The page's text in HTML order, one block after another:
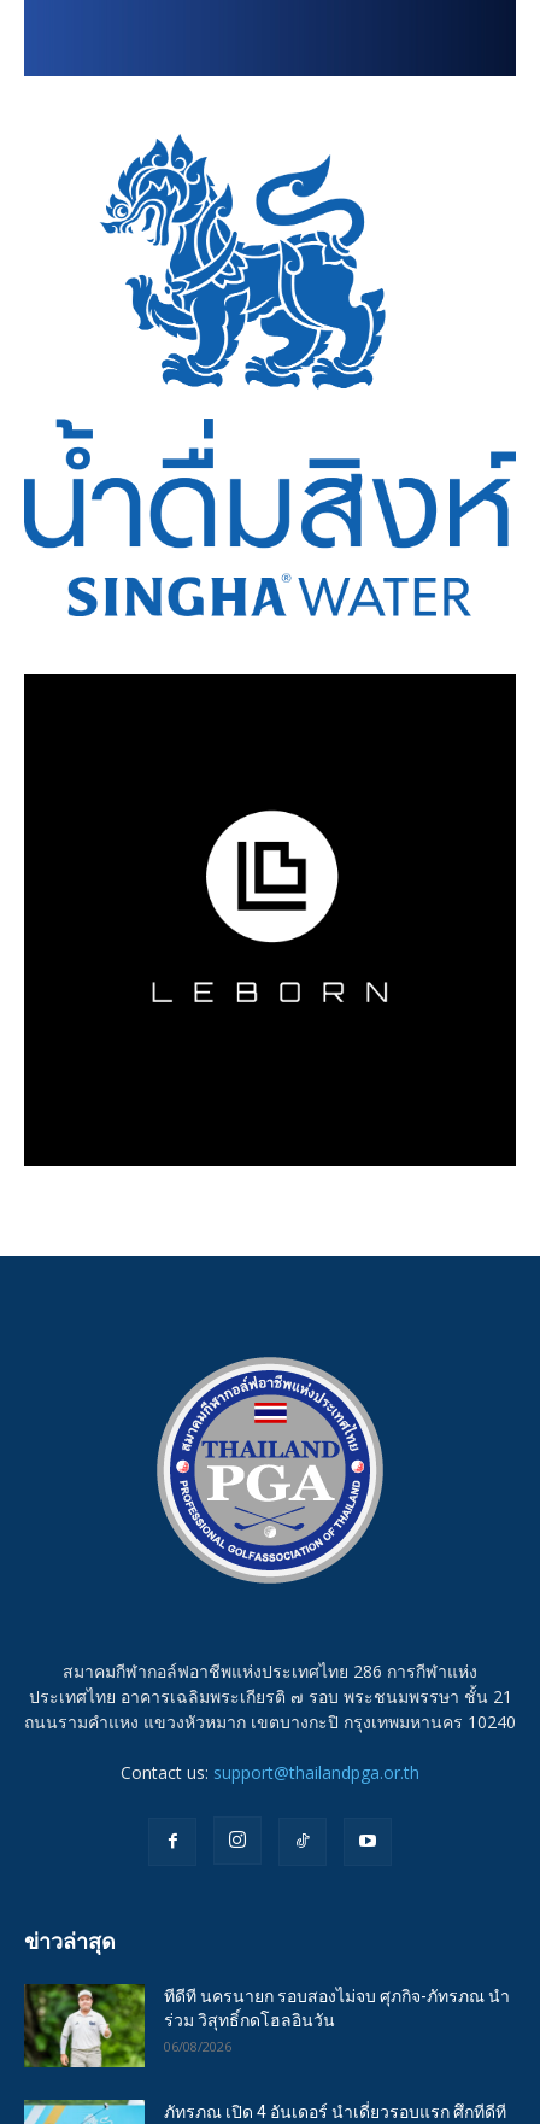
สมาคมกีฬากอล์ฟอาชีพแห่งประเทศไทย 286 การกีฬาแห่ง
ประเทศไทย อาคารเฉลิมพระเกียรติ ๗ รอบ พระชนมพรรษา ชั้น 21
ถนนรามคำแหง แขวงหัวหมาก เขตบางกะปิ กรุงเทพมหานคร 10240
Contact us: support@thailandpga.or.th
ข่าวล่าสุด
ทีดีที นครนายก รอบสองไม่จบ ศุภกิจ-ภัทรภณ นำ
ร่วม วิสุทธิ์กดโฮลอินวัน
06/08/2026
ภัทรภณ เปิด 4 อันเดอร์ นำเดี่ยวรอบแรก ศึกทีดีที